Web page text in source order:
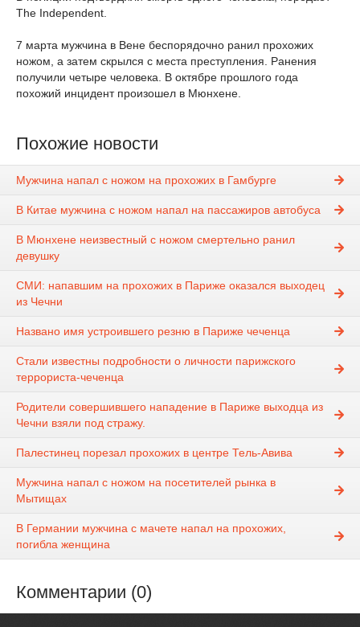
The Independent.
7 марта мужчина в Вене беспорядочно ранил прохожих
ножом, а затем скрылся с места преступления. Ранения
получили четыре человека. В октябре прошлого года
похожий инцидент произошел в Мюнхене.
Похожие новости
Мужчина напал с ножом на прохожих в Гамбурге
В Китае мужчина с ножом напал на пассажиров автобуса
В Мюнхене неизвестный с ножом смертельно ранил
девушку
СМИ: напавшим на прохожих в Париже оказался выходец
из Чечни
Названо имя устроившего резню в Париже чеченца
Стали известны подробности о личности парижского
террориста-чеченца
Родители совершившего нападение в Париже выходца из
Чечни взяли под стражу.
Палестинец порезал прохожих в центре Тель-Авива
Мужчина напал с ножом на посетителей рынка в
Мытищах
В Германии мужчина с мачете напал на прохожих,
погибла женщина
Комментарии (0)